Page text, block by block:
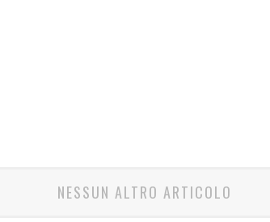
NESSUN ALTRO ARTICOLO